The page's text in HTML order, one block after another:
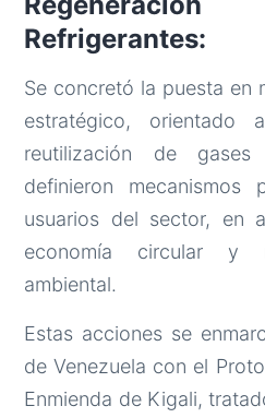
Refrigerantes:
Se concretó la puesta en
estratégico, orientado
reutilización de
definieron
usuarios del sector, en
economía circular y
ambiental.
Estas acciones se
de Venezuela con el
Enmienda de Kigali,